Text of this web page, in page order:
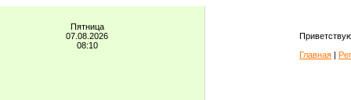
Пятница
07.08.2026
08:10
Главная |